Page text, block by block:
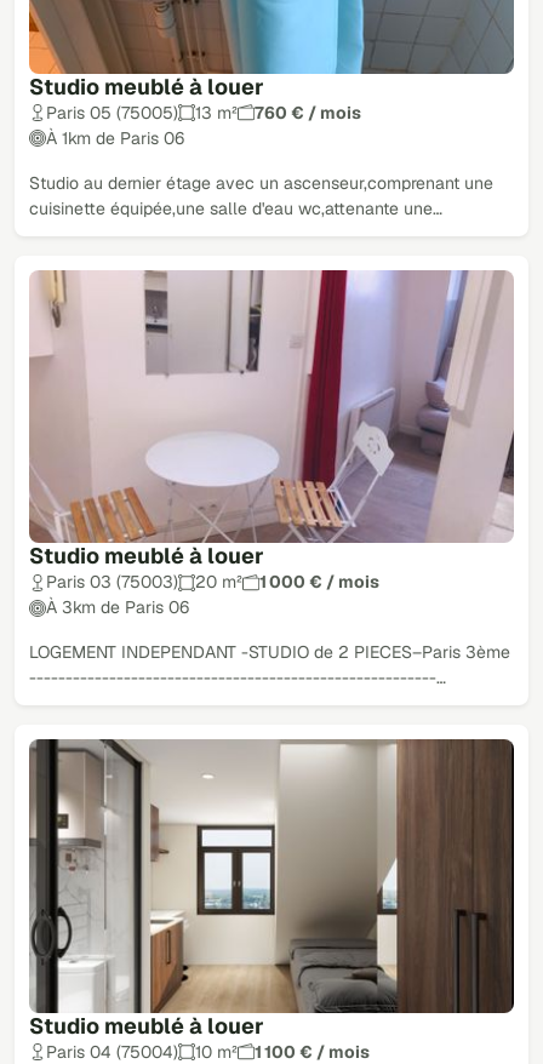
Studio meublé à louer
Paris 05 (75005) 13 m²
760 € / mois
À 1km de Paris 06
Studio au dernier étage avec un ascenseur,comprenant une
cuisinette équipée,une salle d'eau wc,attenante une…
Studio meublé à louer
Paris 03 (75003) 20 m²
1 000 € / mois
À 3km de Paris 06
LOGEMENT INDEPENDANT -STUDIO de 2 PIECES–Paris 3ème
--------------------------------------------------------…
Studio meublé à louer
Paris 04 (75004) 10 m²
1 100 € / mois